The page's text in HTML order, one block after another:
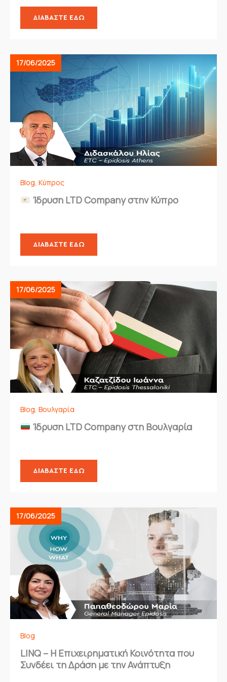
ΔΙΑΒΆΣΤΕ ΕΔΏ
17/06/2025
Blog Κύπρος
Ίδρυση LTD Company στην Κύπρο
ΔΙΑΒΆΣΤΕ ΕΔΏ
17/06/2025
Blog Βουλγαρία
Ίδρυση LTD Company στη Βουλγαρία
ΔΙΑΒΆΣΤΕ ΕΔΏ
17/06/2025
Blog
LINQ – Η Επιχειρηματική Κοινότητα που
Συνδέει τη Δράση με την Ανάπτυξη